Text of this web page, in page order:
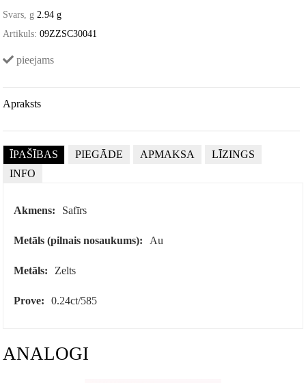
Svars, g 2.94 g
Artikuls: 09ZZSC30041
pieejams
Apraksts
ĪPAŠĪBAS PIEGĀDE APMAKSA
LĪZINGS
INFO
Akmens: Safīrs
Metāls (pilnais nosaukums): Au
Metāls: Zelts
Prove: 0.24ct/585
ANALOGI